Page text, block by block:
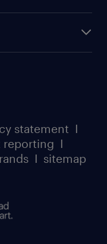
statement I
reporting I
I sitemap